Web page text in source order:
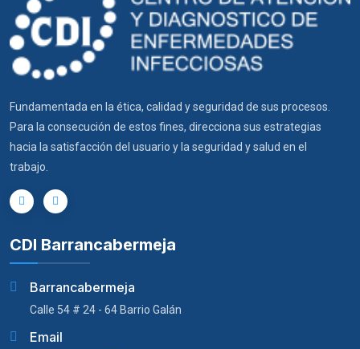
Fundamentada en la ética, calidad y seguridad de sus procesos.
Para la consecución de estos fines, direcciona sus estrategias
hacia la satisfacción del usuario y la seguridad y salud en el
trabajo.
CDI Barrancabermeja
Barrancabermeja
Calle 54 # 24 - 64 Barrio Galán
Email